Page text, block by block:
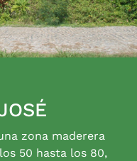
zona maderera
50 hasta los 80,